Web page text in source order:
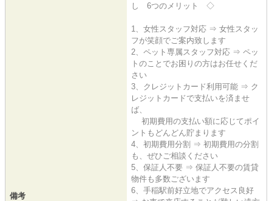
備考
し 6つのメリット ◇
1、女性スタッフ対応 ⇒ 女性スタッ
フが笑顔でご案内致します
2、ペット専属スタッフ対応 ⇒ ペッ
トのことでお困りの方はお任せくだ
さい
3、クレジットカード利用可能 ⇒ ク
レジットカードで支払いを済ませ
ば、
初期費用の支払い額に応じてポイ
ントもどんどん貯まります
4、初期費用分割 ⇒ 初期費用の分割
も、ぜひご相談ください
5、保証人不要 ⇒ 保証人不要の賃貸
物件も多数ございます
6、手稲駅前好立地でアクセス良好